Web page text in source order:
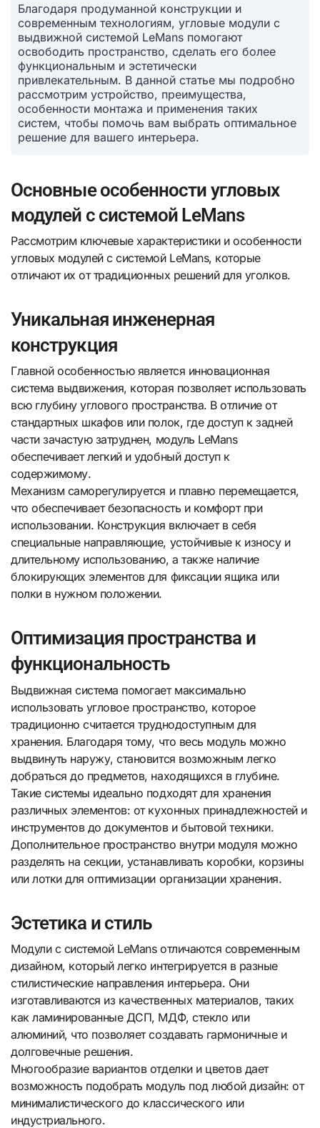
Благодаря продуманной конструкции и
современным технологиям, угловые модули с
выдвижной системой LeMans помогают
освободить пространство, сделать его более
функциональным и эстетически
привлекательным. В данной статье мы подробно
рассмотрим устройство, преимущества,
особенности монтажа и применения таких
систем, чтобы помочь вам выбрать оптимальное
решение для вашего интерьера.
Основные особенности угловых
модулей с системой LeMans
Рассмотрим ключевые характеристики и особенности
угловых модулей с системой LeMans, которые
отличают их от традиционных решений для уголков.
Уникальная инженерная
конструкция
Главной особенностью является инновационная
система выдвижения, которая позволяет использовать
всю глубину углового пространства. В отличие от
стандартных шкафов или полок, где доступ к задней
части зачастую затруднен, модуль LeMans
обеспечивает легкий и удобный доступ к
содержимому.
Механизм саморегулируется и плавно перемещается,
что обеспечивает безопасность и комфорт при
использовании. Конструкция включает в себя
специальные направляющие, устойчивые к износу и
длительному использованию, а также наличие
блокирующих элементов для фиксации ящика или
полки в нужном положении.
Оптимизация пространства и
функциональность
Выдвижная система помогает максимально
использовать угловое пространство, которое
традиционно считается труднодоступным для
хранения. Благодаря тому, что весь модуль можно
выдвинуть наружу, становится возможным легко
добраться до предметов, находящихся в глубине.
Такие системы идеально подходят для хранения
различных элементов: от кухонных принадлежностей и
инструментов до документов и бытовой техники.
Дополнительное пространство внутри модуля можно
разделять на секции, устанавливать коробки, корзины
или лотки для оптимизации организации хранения.
Эстетика и стиль
Модули с системой LeMans отличаются современным
дизайном, который легко интегрируется в разные
стилистические направления интерьера. Они
изготавливаются из качественных материалов, таких
как ламинированные ДСП, МДФ, стекло или
алюминий, что позволяет создавать гармоничные и
долговечные решения.
Многообразие вариантов отделки и цветов дает
возможность подобрать модуль под любой дизайн: от
минималистического до классического или
индустриального.